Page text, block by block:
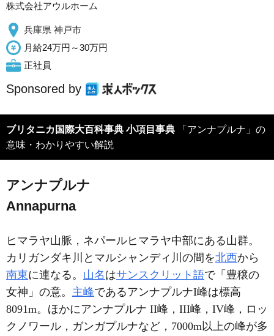
株式会社アウルホーム
兵庫県 神戸市
月給24万円～30万円
正社員
Sponsored by
ブリタニカ国際大百科事典 小項目事典 「アンナプルナ」の
意味・わかりやすい解説
アンナプルナ
Annapurna
ヒマラヤ山脈，ネパールヒマラヤ中部にある山群。
カリガンダキ川とマルシャンディ川の間を北西から
南東に連なる。 山名 はサンスクリット語で「豊穣の
女神」の意。 主峰であるアンナプルナI峰は標高
8091m。ほかにアンナプルナ II峰，III峰，IV峰，ロッ
クノワール，ガンガプルナなど，7000m以上の峰が多